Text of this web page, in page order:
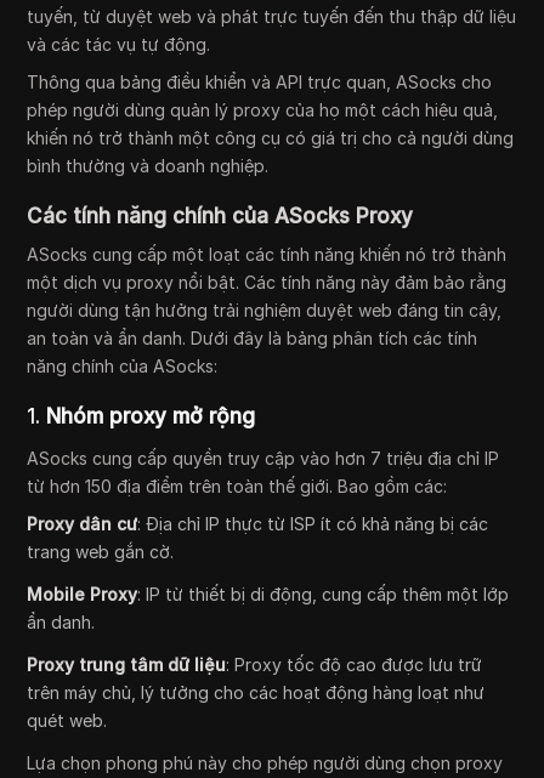
tuyến, từ duyệt web và phát trực tuyến đến thu thập dữ liệu
và các tác vụ tự động.
Thông qua bảng điều khiển và API trực quan, ASocks cho
phép người dùng quản lý proxy của họ một cách hiệu quả,
khiến nó trở thành một công cụ có giá trị cho cả người dùng
bình thường và doanh nghiệp.
Các tính năng chính của ASocks Proxy
ASocks cung cấp một loạt các tính năng khiến nó trở thành
một dịch vụ proxy nổi bật. Các tính năng này đảm bảo rằng
người dùng tận hưởng trải nghiệm duyệt web đáng tin cậy,
an toàn và ẩn danh. Dưới đây là bảng phân tích các tính
năng chính của ASocks:
1. Nhóm proxy mở rộng
ASocks cung cấp quyền truy cập vào hơn 7 triệu địa chỉ IP
từ hơn 150 địa điểm trên toàn thế giới. Bao gồm các:
Proxy dân cư: Địa chỉ IP thực từ ISP ít có khả năng bị các
trang web gắn cờ.
Mobile Proxy: IP từ thiết bị di động, cung cấp thêm một lớp
ẩn danh.
Proxy trung tâm dữ liệu: Proxy tốc độ cao được lưu trữ
trên máy chủ, lý tưởng cho các hoạt động hàng loạt như
quét web.
Lựa chọn phong phú này cho phép người dùng chọn proxy